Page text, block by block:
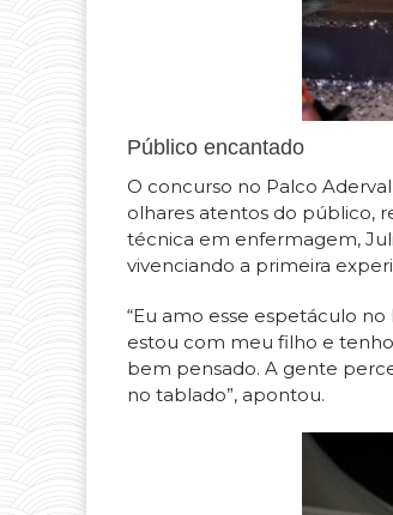
Público encantado
O concurso no Palco
olhares atentos do público,
técnica em enfermagem,
vivenciando a primeira
“Eu amo esse espetáculo
estou com meu filho e
bem pensado. A gente
no tablado”, apontou.